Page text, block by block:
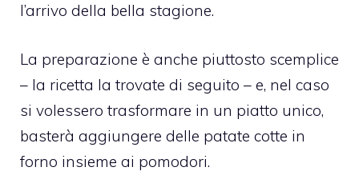
l’arrivo della bella stagione.
La preparazione è anche piuttosto scemplice
– la ricetta la trovate di seguito – e, nel caso
si volessero trasformare in un piatto unico,
basterà aggiungere delle patate cotte in
forno insieme ai pomodori.